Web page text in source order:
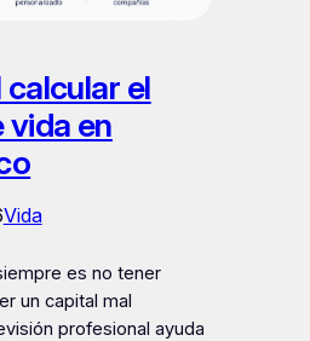
calcular el
vida en
Vida
es no tener
un capital mal
profesional ayuda